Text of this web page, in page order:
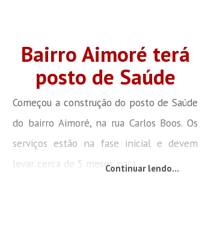
Bairro Aimoré terá
posto de Saúde
Começou a construção do posto de Saúde
do bairro Aimoré, na rua Carlos Boos. Os
serviços estão na fase inicial e devem
levar cerca de 5 meses para...Continuar lendo...